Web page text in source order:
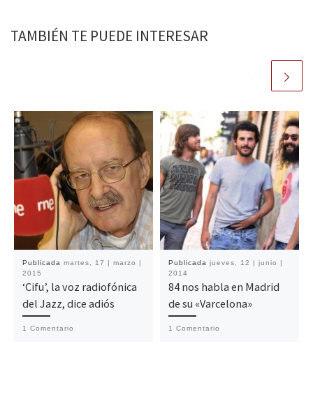
TAMBIÉN TE PUEDE INTERESAR
Publicada martes, 17 | marzo |
2015
‘Cifu’, la voz radiofónica
del Jazz, dice adiós
1 Comentario
Publicada jueves, 12 | junio |
2014
84 nos habla en Madrid
de su «Varcelona»
1 Comentario